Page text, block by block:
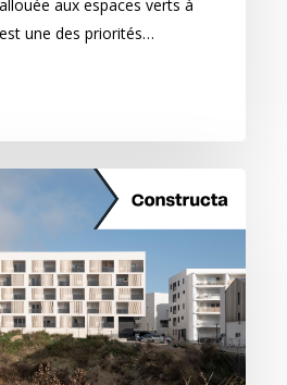
aux espaces verts à
une des priorités…